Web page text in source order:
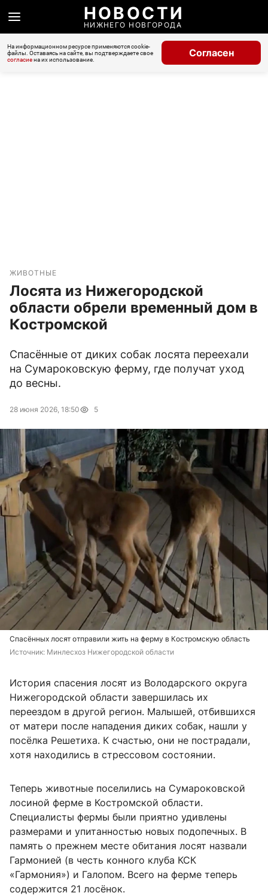
НОВОСТИ
НИЖНЕГО НОВГОРОДА
На информационном ресурсе применяются cookie-
файлы. Оставаясь на сайте, вы подтверждаете свое
согласиена их использование.
Согласен
ЖИВОТНЫЕ
Лосята из Нижегородской
области обрели временный дом в
Костромской
Спасённые от диких собак лосята переехали
на Сумароковскую ферму, где получат уход
до весны.
28 июня 2026, 18:50 5
Спасённых лосят отправили жить на ферму в Костромскую область
Источник: Минлесхоз Нижегородской области
История спасения лосят из Володарского округа
Нижегородской области завершилась их
переездом в другой регион. Малышей, отбившихся
от матери после нападения диких собак, нашли у
посёлка Решетиха. К счастью, они не пострадали,
хотя находились в стрессовом состоянии.
Теперь животные поселились на Сумароковской
лосиной ферме в Костромской области.
Специалисты фермы были приятно удивлены
размерами и упитанностью новых подопечных. В
память о прежнем месте обитания лосят назвали
Гармонией (в честь конного клуба КСК
«Гармония») и Галопом. Всего на ферме теперь
содержится 21 лосёнок.